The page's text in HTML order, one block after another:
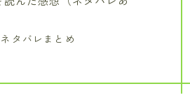
タバレまとめ